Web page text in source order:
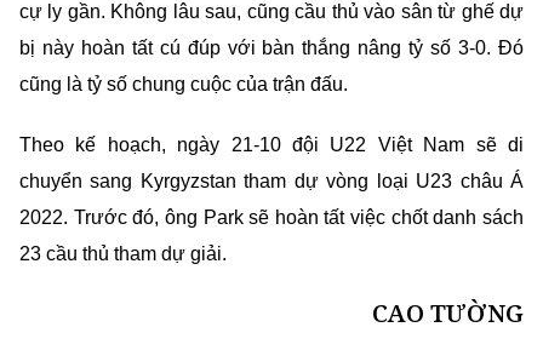
cự ly gần. Không lâu sau, cũng cầu thủ vào sân từ ghế dự
bị này hoàn tất cú đúp với bàn thắng nâng tỷ số 3-0. Đó
cũng là tỷ số chung cuộc của trận đấu.
Theo kế hoạch, ngày 21-10 đội U22 Việt Nam sẽ di
chuyển sang Kyrgyzstan tham dự vòng loại U23 châu Á
2022. Trước đó, ông Park sẽ hoàn tất việc chốt danh sách
23 cầu thủ tham dự giải.
CAO TƯỜNG